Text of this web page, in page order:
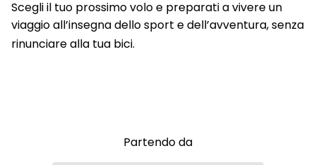
Scegli il tuo prossimo volo e preparati a vivere un
viaggio all’insegna dello sport e dell’avventura, senza
rinunciare alla tua bici.
Partendo da